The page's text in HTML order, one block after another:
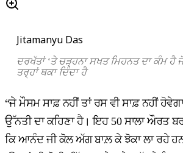
Jitamanyu Das
ਦਰਖੱਤਾਂ ‘ਤੇ ਚੜ੍ਹਨਾ ਸਖਤ ਮਿਹਨਤ ਦਾ ਕੰਮ ਹੈ
ਤਰ੍ਹਾਂ ਥਕਾ ਦਿੰਦਾ ਹੈ
“ਜੇ ਮੌਸਮ ਸਾਫ਼ ਨਹੀਂ ਤਾਂ ਰਸ ਵੀ ਸਾਫ਼ ਨਹੀਂ
ਉੱਨਤੀ ਦਾ ਕਹਿਣਾ ਹੈ। ਇਹ 50 ਸਾਲਾ ਔਰਤ
ਕਿ ਆਨੰਦ ਜੀ ਕੋਲ ਅੱਗ ਬਾਲ਼ ਕੇ ਝੋਕਾ ਲਾ ਰਹੇ